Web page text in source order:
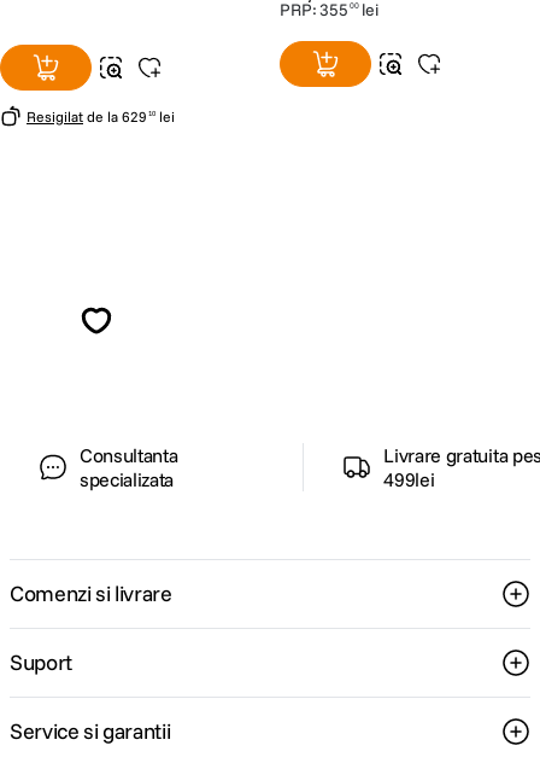
Resigilat de la 629 10 lei
PRP:355 00 lei
Consultanta
specializata
Livrare gratuita
499lei
Comenzi si livrare
Suport
Service si garantii